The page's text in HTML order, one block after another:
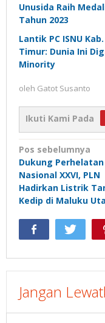
Unusida Raih
Tahun 2023
Lantik PC ISNU
Timur: Dunia Ini
Minority
oleh Gatot Susanto
Ikuti Kami Pada
Navigasi
pos
Pos sebelumnya
Dukung Perhelatan
Nasional XXVI, PLN
Hadirkan Listrik
Kedip di Maluku
Jangan